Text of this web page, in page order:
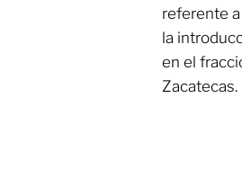
referente
la
en el
Zacatecas.